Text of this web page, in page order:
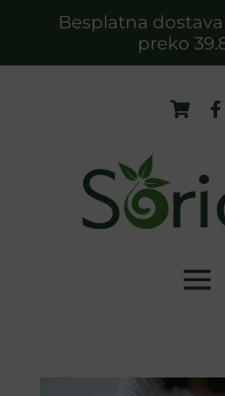
Besplatna
preko